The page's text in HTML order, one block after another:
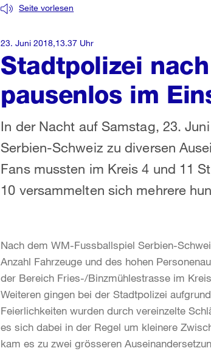
Stadtpolizei
pausenlos im
Seite vorlesen
In der Nacht auf Samstag, 23.
Serbien-Schweiz zu diversen
Fans mussten im Kreis 4 und 11
10 versammelten sich mehrere
23. Juni 2018,13.37 Uhr
Nach dem WM-Fussballspiel Serbien-
Anzahl Fahrzeuge und des hohen
der Bereich Fries-/Binzmühlestrasse im
Weiteren gingen bei der Stadtpolizei
Feierlichkeiten wurden durch vereinzelte
es sich dabei in der Regel um kleinere
kam es zu zwei grösseren